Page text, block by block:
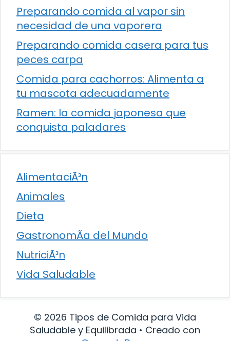
Preparando comida al vapor sin
necesidad de una vaporera
Preparando comida casera para tus
peces carpa
Comida para cachorros: Alimenta a
tu mascota adecuadamente
Ramen: la comida japonesa que
conquista paladares
AlimentaciÃ³n
Animales
Dieta
GastronomÃ­a del Mundo
NutriciÃ³n
Vida Saludable
© 2026 Tipos de Comida para Vida
Saludable y Equilibrada • Creado con